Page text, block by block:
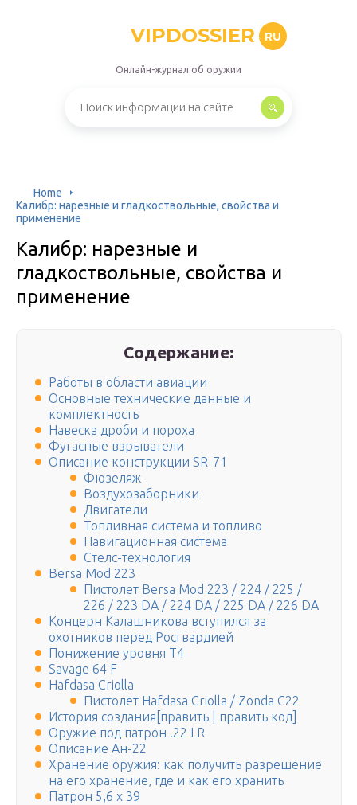
VIPDOSSIER RU
Онлайн-журнал об оружии
Home
Калибр: нарезные и гладкоствольные, свойства и
применение
Калибр: нарезные и
гладкоствольные, свойства и
применение
Содержание:
Работы в области авиации
Основные технические данные и
комплектность
Навеска дроби и пороха
Фугасные взрыватели
Описание конструкции SR-71
Фюзеляж
Воздухозаборники
Двигатели
Топливная система и топливо
Навигационная система
Стелс-технология
Bersa Mod 223
Пистолет Bersa Mod 223 / 224 / 225 /
226 / 223 DA / 224 DA / 225 DA / 226 DA
Концерн Калашникова вступился за
охотников перед Росгвардией
Понижение уровня Т4
Savage 64 F
Hafdasa Criolla
Пистолет Hafdasa Criolla / Zonda C22
История создания[править | править код]
Оружие под патрон .22 LR
Описание Ан-22
Хранение оружия: как получить разрешение
на его хранение, где и как его хранить
Патрон 5,6 х 39